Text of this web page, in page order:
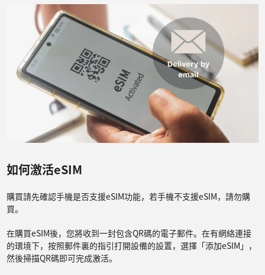
如何激活eSIM
購買請先確認手機是否支援eSIM功能，若手機不支援eSIM，請勿購
買。
在購買eSIM後，您將收到一封包含QR碼的電子郵件。在有網絡連接
的環境下，按照郵件裏的指引打開設備的設置，選擇「添加eSIM」，
然後掃描QR碼即可完成激活。